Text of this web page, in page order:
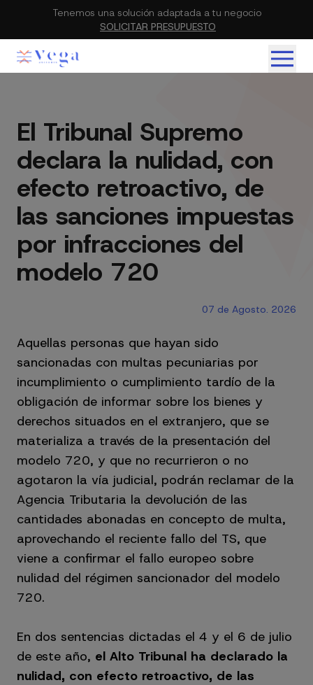
Tenemos una solución adaptada a tu negocio
SOLICITAR PRESUPUESTO
El Tribunal Supremo
declara la nulidad, con
efecto retroactivo, de
las sanciones impuestas
por infracciones del
modelo 720
07 de Agosto. 2026
Aquellas personas que hayan sido
sancionadas con multas pecuniarias por
incumplimiento o cumplimiento tardío de la
obligación de informar sobre los bienes y
derechos situados en el extranjero, que se
materializa a través de la presentación del
modelo 720, y que no recurrieron o no
agotaron la vía judicial, podrán reclamar de la
Agencia Tributaria la devolución de las
cantidades abonadas en concepto de multa,
aprovechando el reciente fallo del TS, que
viene a confirmar el fallo europeo sobre
nulidad del régimen sancionador del modelo
720.
En dos sentencias dictadas el 4 y el 6 de julio
de este año, el Alto Tribunal ha declarado la
nulidad, con efecto retroactivo, de las